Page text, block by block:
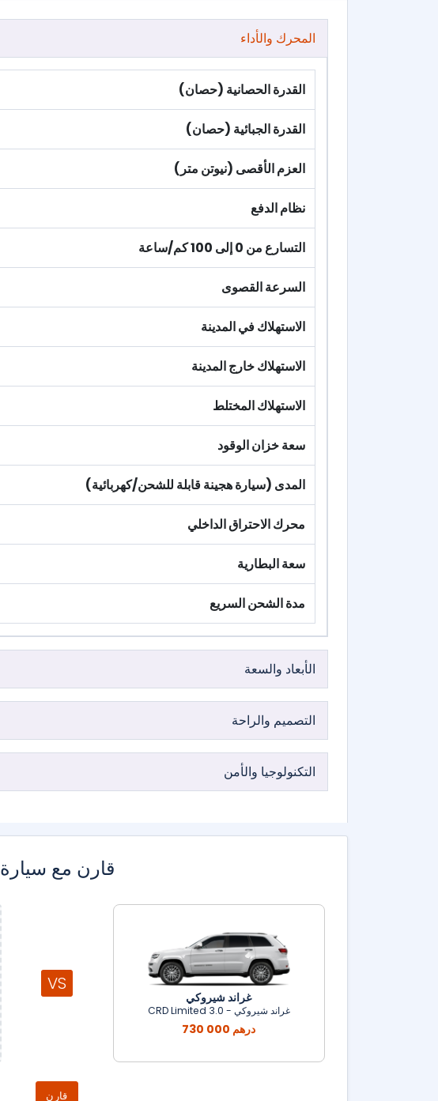
المحرك والأداء
القدرة الحصانية (حصان)
القدرة الجبائية (حصان)
العزم الأقصى (نيوتن متر)
نظام الدفع
التسارع من 0 إلى 100 كم/ساعة
السرعة القصوى
الاستهلاك في المدينة
الاستهلاك خارج المدينة
الاستهلاك المختلط
سعة خزان الوقود
المدى (سيارة هجينة قابلة للشحن/كهربائية)
محرك الاحتراق الداخلي
سعة البطارية
مدة الشحن السريع
الأبعاد والسعة
التصميم والراحة
التكنولوجيا والأمن
قارن مع سيارة
غراند شيروكي
غراند شيروكي - 3.0 CRD Limited
730 000 درهم
VS
قارن